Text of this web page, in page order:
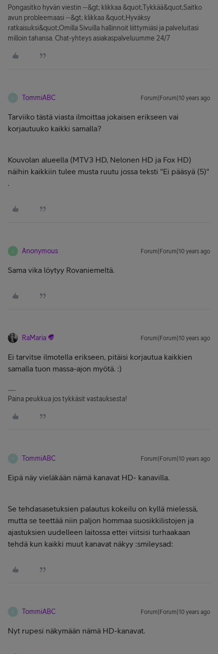
Pongasitko hyvän viestin --&gt; klikkaa &quot;Tykkää&quot;Saitko
avun probleemaasi --&gt; klikkaa &quot;Hyväksy
ratkaisuksi&quot;Omilla Sivuilla hallinnoit liittymiäsi ja palveluitasi
milloin tahansa. Chat-yhteys asiakaspalveluumme 24/7
T TommiABC Forum|Forum|10 years ago
Tarviiko tästä viasta ilmoittaa jokaisen erikseen vai
korjautuuko kaikki samalla?
Kouvolan alueella (MTV3 HD, Nelonen HD ja Fox HD)
näihin kaikkiin tulee musta ruutu jossa teksti "Ei pääsyä (5)"
.
A Anonymous Forum|Forum|10 years ago
Sama vika löytyy Rovaniemeltä.
RaMaria Forum|Forum|10 years ago
Ei tarvitse ilmotella erikseen, pitäisi korjautua kaikkien
samalla tuon massa-ajon myötä. :)
Paina peukkua jos tykkäsit vastauksesta!
T TommiABC Forum|Forum|10 years ago
Eipä näy vieläkään nämä kanavat HD- kanavilla.
Se tehdasasetuksien palautus kokeilu on kyllä mielessä,
mutta se teettää niin paljon hommaa suosikkilistojen ja
ajastuksien uudelleen laitossa ettei viitsisi turhaakaan
tehdä kun kaikki muut kanavat näkyy :smileysad:
T TommiABC Forum|Forum|10 years ago
Nyt rupesi näkymään nämä HD-kanavat.